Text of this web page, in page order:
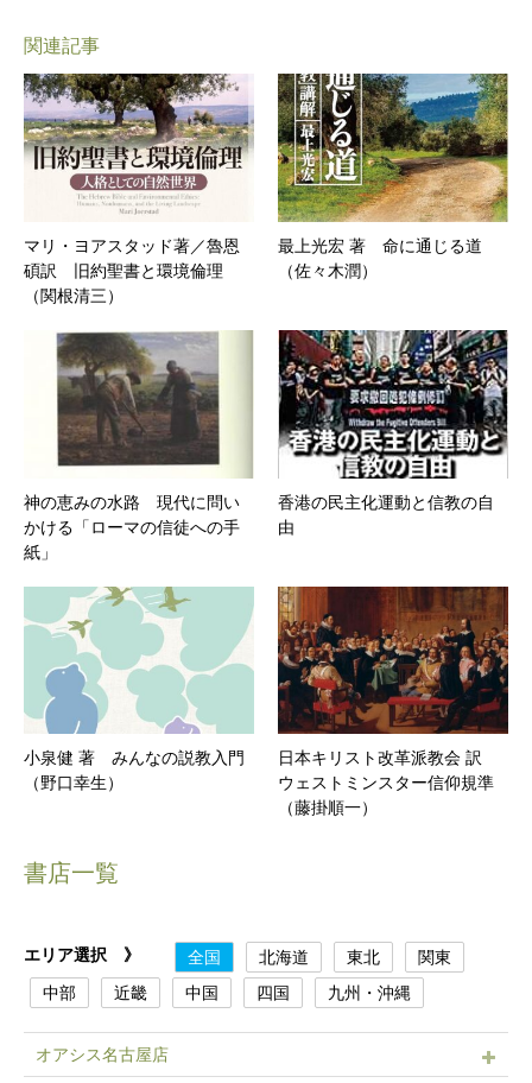
関連記事
マリ・ヨアスタッド著／魯恩
碩訳 旧約聖書と環境倫理
（関根清三）
最上光宏 著 命に通じる道
（佐々木潤）
神の恵みの水路 現代に問い
かける「ローマの信徒への手
紙」
香港の民主化運動と信教の自
由
小泉健 著 みんなの説教入門
（野口幸生）
日本キリスト改革派教会 訳
ウェストミンスター信仰規準
（藤掛順一）
書店一覧
エリア選択 》 全国 北海道 東北
関東
中部
近畿 中国 四国 九州・沖縄
オアシス名古屋店